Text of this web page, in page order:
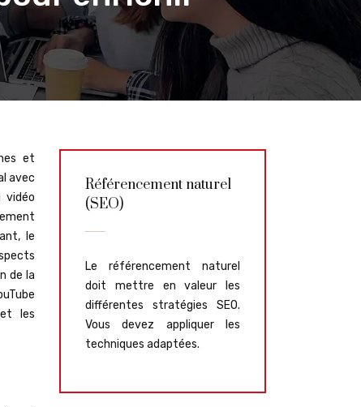
et
avec
vidéo
le
de la
les
Référencement naturel
(SEO)
Le référencement naturel
doit mettre en valeur les
différentes stratégies SEO.
Vous devez appliquer les
techniques adaptées.